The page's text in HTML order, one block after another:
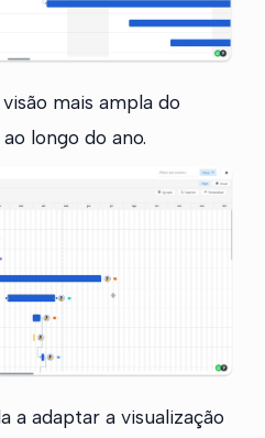
mais ampla do
longo do ano.
a adaptar a visualização